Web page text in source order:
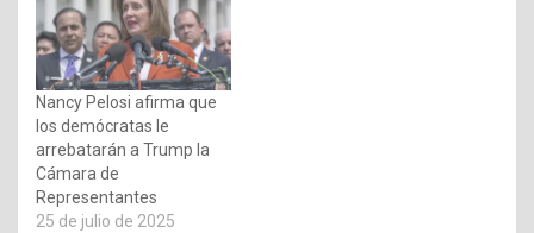
Nancy Pelosi afirma que
los demócratas le
arrebatarán a Trump la
Cámara de
Representantes
25 de julio de 2025